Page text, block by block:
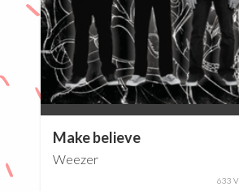
Make believe
Weezer
633